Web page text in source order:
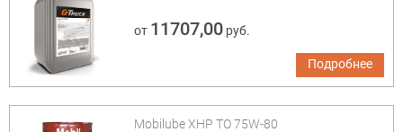
от 11707,00руб.
Подробнее
Mobilube XHP ТО 75W-80